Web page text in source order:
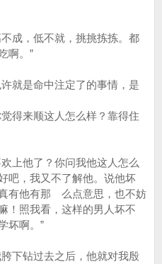
成，低不就，挑挑拣拣。都
啊。”
就是命中注定了的事情，是
得来顺这人怎么样？靠得住
上他了？你问我他这人怎么
，我又不了解他。说他坏
有他有那 么点意思，也不妨
！照我看，这样的男人坏不
坏啊。”
下钻过去之后，他就对我殷